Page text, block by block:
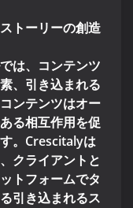
トーリーの創造
は、コンテンツ
、引き込まれる
ンテンツはオー
る相互作用を促
。Crescitalyは
クライアントと
トフォームでタ
引き込まれるス